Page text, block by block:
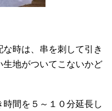
時は、串を刺して引き
地がついてこないかど
間を５～１０分延長し